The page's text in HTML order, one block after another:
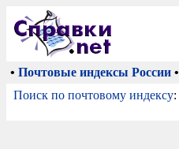
• Почтовые индексы России •
Поиск по почтовому индексу: